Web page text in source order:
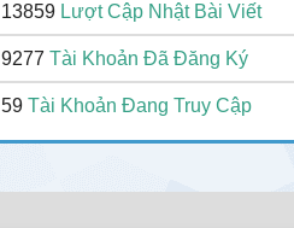
13859 Lượt Cập Nhật Bài Viết
9277 Tài Khoản Đã Đăng Ký
59 Tài Khoản Đang Truy Cập